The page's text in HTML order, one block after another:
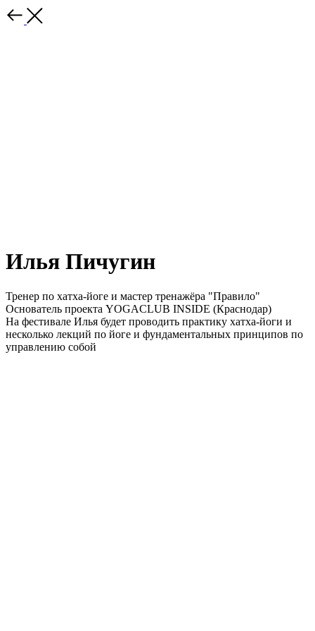
Илья Пичугин
Тренер по хатха-йоге и мастер тренажёра "Правило"
Основатель проекта YOGACLUB INSIDE (Краснодар)
На фестивале Илья будет проводить практику хатха-йоги и
несколько лекций по йоге и фундаментальных принципов по
управлению собой